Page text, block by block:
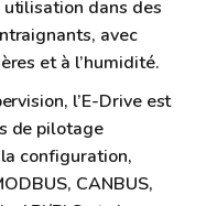
dans des
avec
et à l’humidité.
l’E-Drive est
de pilotage
configuration,
CANBUS,